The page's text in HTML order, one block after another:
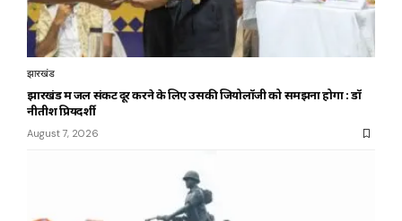
झारखंड
झारखंड में जल संकट दूर करने के लिए उसकी जियोलॉजी को समझना होगा : डॉ
नीतीश प्रियदर्शी
August 7, 2026